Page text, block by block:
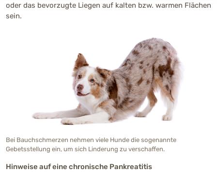
oder das bevorzugte Liegen auf kalten bzw. warmen Flächen
sein.
Bei Bauchschmerzen nehmen viele Hunde die sogenannte
Gebetsstellung ein, um sich Linderung zu verschaffen.
Hinweise auf eine chronische Pankreatitis